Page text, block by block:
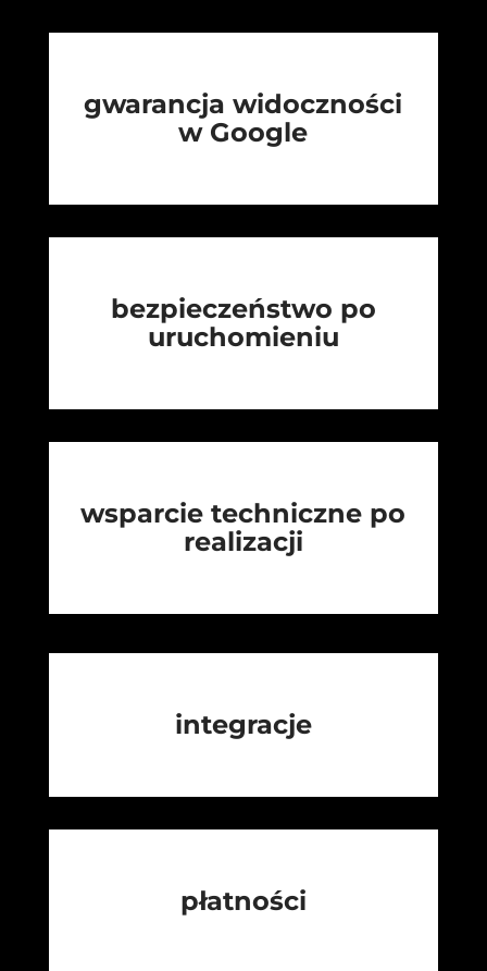
gwarancja widoczności
w Google
bezpieczeństwo po
uruchomieniu
wsparcie techniczne po
realizacji
integracje
płatności